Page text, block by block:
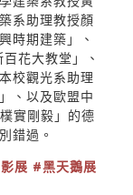
系助理教授顏
時期建築」、
花大教堂」、
校觀光系助理
、以及歐盟中
實剛毅」的德
錯過。
展 #黑天鵝展